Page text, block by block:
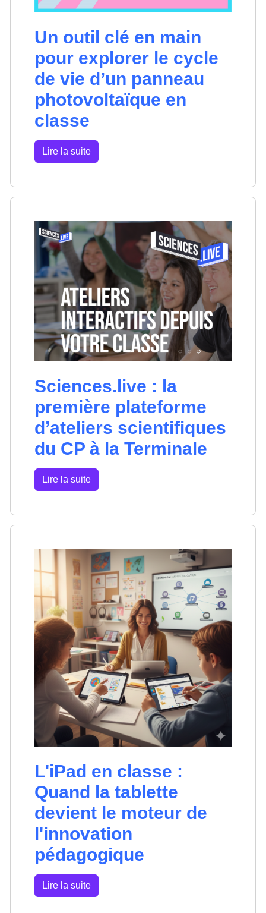
Un outil clé en main
pour explorer le cycle
de vie d’un panneau
photovoltaïque en
classe
Lire la suite
Sciences.live : la
première plateforme
d’ateliers scientifiques
du CP à la Terminale
Lire la suite
L'iPad en classe :
Quand la tablette
devient le moteur de
l'innovation
pédagogique
Lire la suite